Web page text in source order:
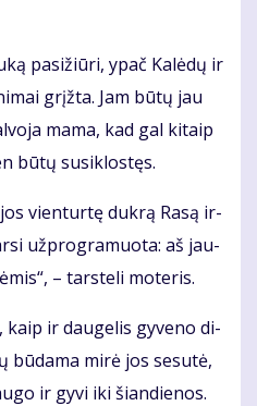
pa­si­žiū­ri, ypač Ka­lė­dų ir
grįž­ta. Jam bū­tų jau
ma­ma, kad gal ki­taip
bū­tų su­si­klos­tęs.
vien­tur­tę duk­rą Ra­są ir­
už­prog­ra­muo­ta: aš jau­
– tars­te­li mo­te­ris.
kaip ir dau­ge­lis gy­ve­no di­
bū­da­ma mi­rė jos se­su­tė,
ir gy­vi iki šian­die­nos.